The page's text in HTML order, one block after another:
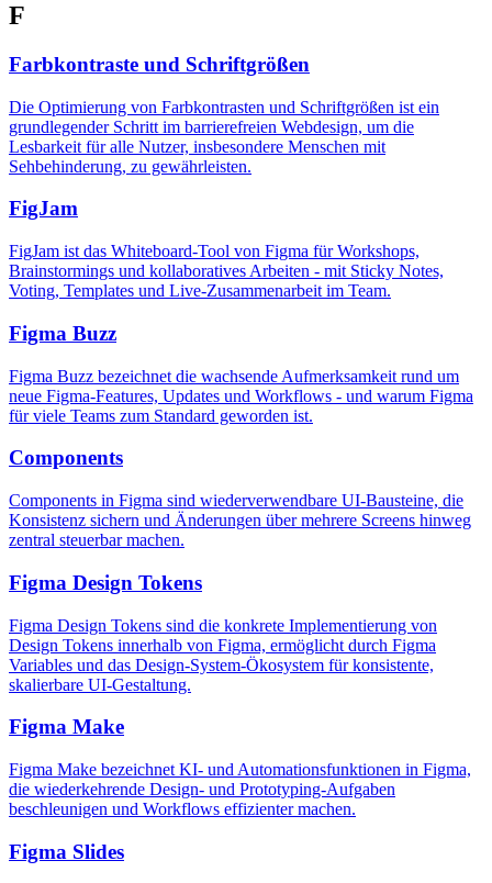
F
Farbkontraste und Schriftgrößen
Die Optimierung von Farbkontrasten und Schriftgrößen ist ein
grundlegender Schritt im barrierefreien Webdesign, um die
Lesbarkeit für alle Nutzer, insbesondere Menschen mit
Sehbehinderung, zu gewährleisten.
FigJam
FigJam ist das Whiteboard-Tool von Figma für Workshops,
Brainstormings und kollaboratives Arbeiten - mit Sticky Notes,
Voting, Templates und Live-Zusammenarbeit im Team.
Figma Buzz
Figma Buzz bezeichnet die wachsende Aufmerksamkeit rund um
neue Figma-Features, Updates und Workflows - und warum Figma
für viele Teams zum Standard geworden ist.
Components
Components in Figma sind wiederverwendbare UI-Bausteine, die
Konsistenz sichern und Änderungen über mehrere Screens hinweg
zentral steuerbar machen.
Figma Design Tokens
Figma Design Tokens sind die konkrete Implementierung von
Design Tokens innerhalb von Figma, ermöglicht durch Figma
Variables und das Design-System-Ökosystem für konsistente,
skalierbare UI-Gestaltung.
Figma Make
Figma Make bezeichnet KI- und Automationsfunktionen in Figma,
die wiederkehrende Design- und Prototyping-Aufgaben
beschleunigen und Workflows effizienter machen.
Figma Slides